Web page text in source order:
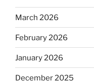
March 2026
February 2026
January 2026
December 2025